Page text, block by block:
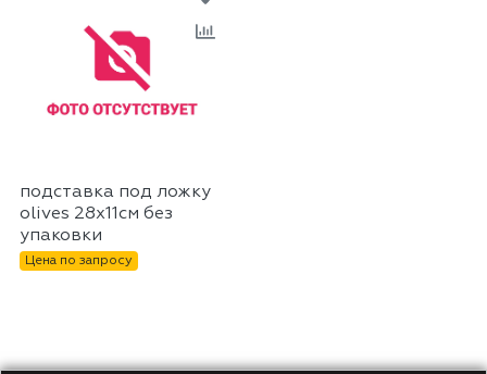
подставка под ложку
olives 28х11см без
упаковки
Цена по запросу